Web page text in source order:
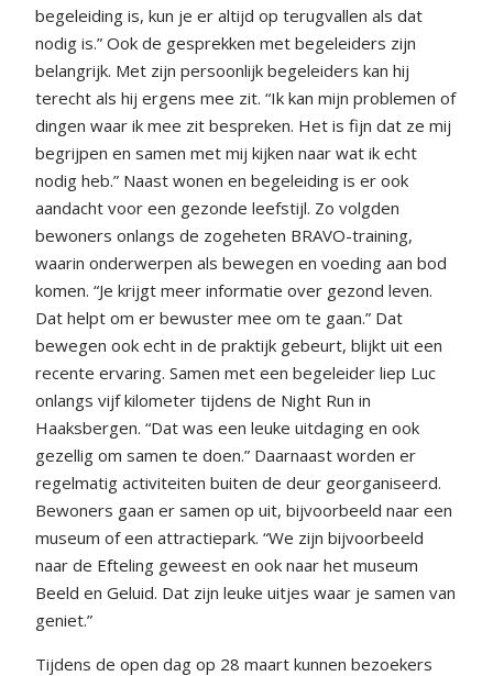
begeleiding is, kun je er altijd op terugvallen als dat
nodig is.” Ook de gesprekken met begeleiders zijn
belangrijk. Met zijn persoonlijk begeleiders kan hij
terecht als hij ergens mee zit. “Ik kan mijn problemen of
dingen waar ik mee zit bespreken. Het is fijn dat ze mij
begrijpen en samen met mij kijken naar wat ik echt
nodig heb.” Naast wonen en begeleiding is er ook
aandacht voor een gezonde leefstijl. Zo volgden
bewoners onlangs de zogeheten BRAVO-training,
waarin onderwerpen als bewegen en voeding aan bod
komen. “Je krijgt meer informatie over gezond leven.
Dat helpt om er bewuster mee om te gaan.” Dat
bewegen ook echt in de praktijk gebeurt, blijkt uit een
recente ervaring. Samen met een begeleider liep Luc
onlangs vijf kilometer tijdens de Night Run in
Haaksbergen. “Dat was een leuke uitdaging en ook
gezellig om samen te doen.” Daarnaast worden er
regelmatig activiteiten buiten de deur georganiseerd.
Bewoners gaan er samen op uit, bijvoorbeeld naar een
museum of een attractiepark. “We zijn bijvoorbeeld
naar de Efteling geweest en ook naar het museum
Beeld en Geluid. Dat zijn leuke uitjes waar je samen van
geniet.”
Tijdens de open dag op 28 maart kunnen bezoekers